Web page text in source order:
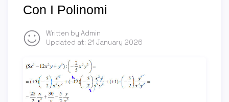
Con I Polinomi
Written by Admin
Updated at: 21 January 2026